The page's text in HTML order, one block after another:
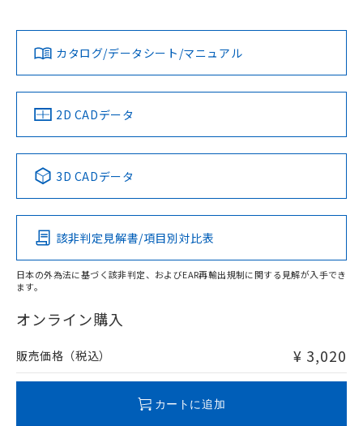
ダウンロードデータをご利用いただく前に、以下を必ずお読
みください。
ソフトウェアの使用条件
対応済み
中国 RoHS 注意事項・凡例
Pb Hg Cd Cr(VI)
O
在庫等で未対応品が混在する可能性があります。
問い合わせください。
カタログ/データシート/マニュアル
2D CADデータ
3D CADデータ
該非判定見解書/項目別対比表
日本の外為法に基づく該非判定、およびEAR再輸出規制に関する見解が入手でき
ます。
オンライン購入
販売価格（税込） ¥ 3,020
カートに追加